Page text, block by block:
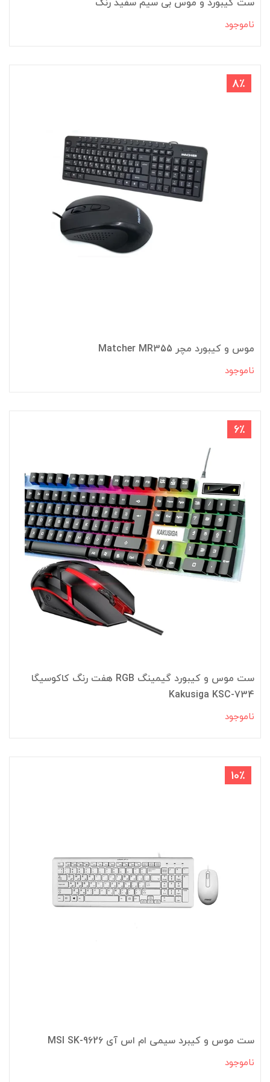
ست کیبورد و موس بی سیم سفید رنگ
ناموجود
8٪
موس و کیبورد مچر Matcher MR355
ناموجود
6٪
ست موس و کیبورد گیمینگ RGB هفت رنگ کاکوسیگا
Kakusiga KSC-734
ناموجود
10٪
ست موس و کیبرد سیمی ام اس آی MSI SK-9626
ناموجود